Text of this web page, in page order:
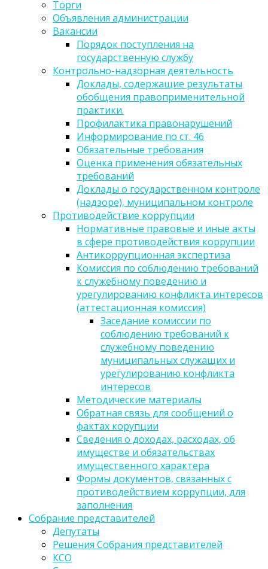
Торги
Объявления администрации
Вакансии
Порядок поступления на
государственную службу
Контрольно-надзорная деятельность
Доклады, содержащие результаты
обобщения правоприменительной
практики.
Профилактика правонарушений
Информирование по ст. 46
Обязательные требования
Оценка применения обязательных
требований
Доклады о государственном контроле
(надзоре), муниципальном контроле
Противодействие коррупции
Нормативные правовые и иные акты
в сфере противодействия коррупции
Антикоррупционная экспертиза
Комиссия по соблюдению требований
к служебному поведению и
урегулированию конфликта интересов
(аттестационная комиссия)
Заседание комиссии по
соблюдению требований к
служебному поведению
муниципальных служащих и
урегулированию конфликта
интересов
Методические материалы
Обратная связь для сообщений о
фактах корупции
Сведения о доходах, расходах, об
имуществе и обязательствах
имущественного характера
Формы документов, связанных с
противодействием коррупции, для
заполнения
Собрание представителей
Депутаты
Решения Собрания представителей
КСО